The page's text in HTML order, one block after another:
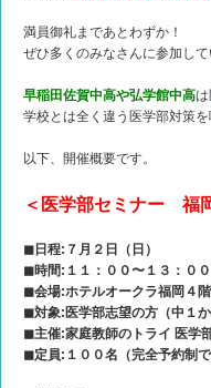
満員御礼まであとわずか！
ぜひ多くのみなさんに参加して
早稲田佐賀中高や弘学館中高は
学校とは全く違う医学部対策を
以下、開催概要です。
＜医学部セミナー 福
◼︎日程:７月２日（日）
◼︎時間:１１：００〜１３：００
◼︎会場:ホテルオークラ福岡４
◼︎対象:医学部志望の方（中１
◼︎主催:家庭教師のトライ 医学
◼︎定員:１００名（完全予約制で